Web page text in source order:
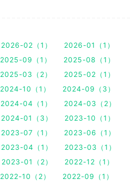
2026-02（1）
2026-01（1）
2025-09（1）
2025-08（1）
2025-03（2）
2025-02（1）
2024-10（1）
2024-09（3）
2024-04（1）
2024-03（2）
2024-01（3）
2023-10（1）
2023-07（1）
2023-06（1）
2023-04（1）
2023-03（1）
2023-01（2）
2022-12（1）
2022-10（2）
2022-09（1）